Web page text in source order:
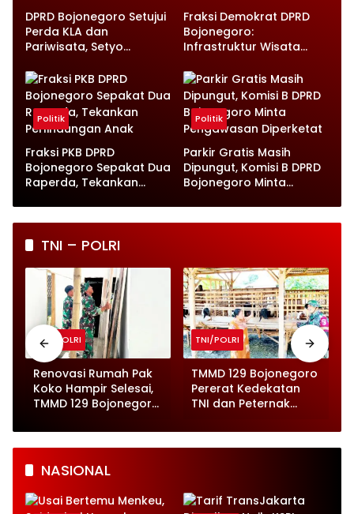
DPRD Bojonegoro Setujui
Perda KLA dan
Pariwisata, Setyo
Instruksi
Fraksi Demokrat DPRD
Bojonegoro:
Infrastruktur Wisata
Prioritas
Politik
Fraksi PKB DPRD
Bojonegoro Sepakat Dua
Raperda, Tekankan
Politik
Parkir Gratis Masih
Dipungut, Komisi B DPRD
Bojonegoro Minta
TNI – POLRI
TNI/POLRI
Renovasi Rumah Pak
Koko Hampir Selesai,
TMMD 129 Bojonegoro
Pesat
TNI/POLRI
TMMD 129 Bojonegoro
Pererat Kedekatan
TNI dan Peternak
NASIONAL